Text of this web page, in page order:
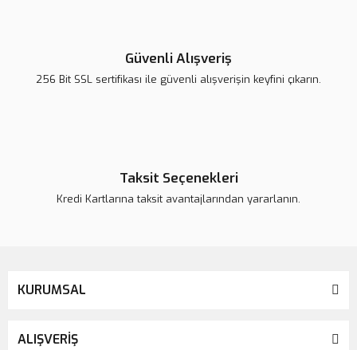
Güvenli Alışveriş
256 Bit SSL sertifikası ile güvenli alışverişin keyfini çıkarın.
Taksit Seçenekleri
Kredi Kartlarına taksit avantajlarından yararlanın.
KURUMSAL
ALIŞVERİŞ